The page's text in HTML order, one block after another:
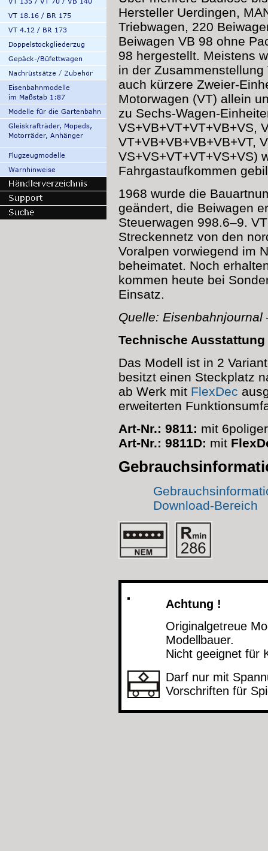
Hersteller Uerdingen,
Triebwagen, 220
Beiwagen VB 98 ohne
98 hergestellt. Meistens
in der
auch kürzere Zweier-
Motorwagen (VT) allein
zu Sechs-Wagen-
VS+VB+VT+VT+VB+VS,
VT+VB+VB+VB+VB+VT,
VS+VS+VT+VT+VS+VS)
Fahrgastaufkommen
1968 wurde die
geändert, die Beiwagen
Steuerwagen 998.6–9.
Streckennetz von den
Voralpen vorwiegend im
beheimatet. Noch
kommen heute bei
Einsatz.
Quelle: Eisenbahnjournal
Technische Ausstattung
Das Modell ist in 2
besitzt einen Steckplatz
ab Werk mit FlexDec
erweiterten
Art-Nr.: 9811: mit
Art-Nr.: 9811D: mit
Download-Bereich
Achtung !
Originalgetreue
Modellbauer.
Nicht geeignet für
Darf nur mit
Vorschriften für